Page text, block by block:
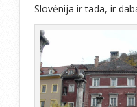
Slovėnija ir tada, ir